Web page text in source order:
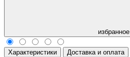
избранное
Характеристики Доставка и оплата